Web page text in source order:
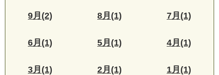
9月(2) 8月(1) 7月(1)
6月(1) 5月(1) 4月(1)
3月(1) 2月(1) 1月(1)